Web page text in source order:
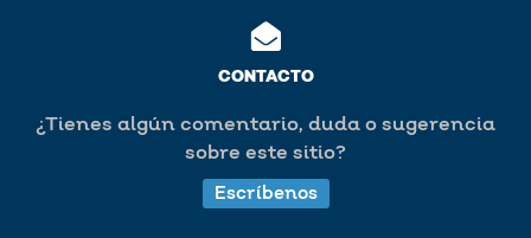
CONTACTO
¿Tienes algún comentario, duda o sugerencia
sobre este sitio?
Escríbenos